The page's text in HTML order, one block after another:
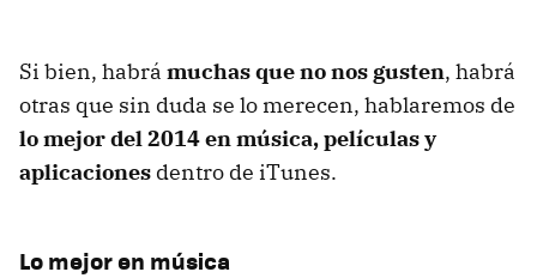
Si bien, habrá muchas que no nos gusten, habrá
otras que sin duda se lo merecen, hablaremos de
lo mejor del 2014 en música, películas y
aplicaciones dentro de iTunes.
Lo mejor en música